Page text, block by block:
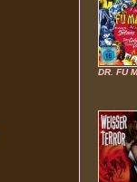
DR. FU